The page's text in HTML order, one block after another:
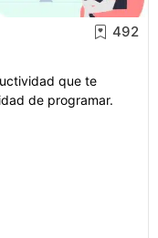
492
que te
de programar.